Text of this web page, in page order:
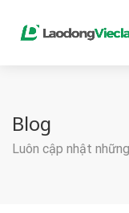
Blog
Luôn cập nhật